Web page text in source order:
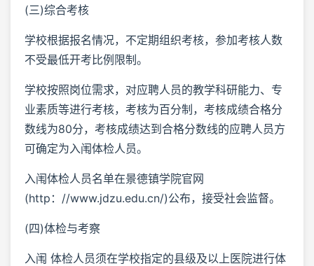
(三)综合考核
学校根据报名情况，不定期组织考核，参加考核人数
不受最低开考比例限制。
学校按照岗位需求，对应聘人员的教学科研能力、专
业素质等进行考核，考核为百分制，考核成绩合格分
数线为80分，考核成绩达到合格分数线的应聘人员方
可确定为入闱体检人员。
入闱体检人员名单在景德镇学院官网
(http：//www.jdzu.edu.cn/)公布，接受社会监督。
(四)体检与考察
入闱 体检人员须在学校指定的县级及以上医院进行体